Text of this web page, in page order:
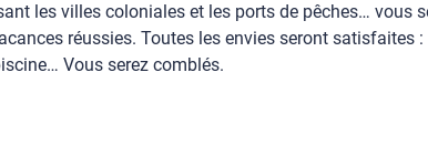
les villes coloniales et les ports de pêches… vous
réussies. Toutes les envies seront satisfaites
Vous serez comblés.